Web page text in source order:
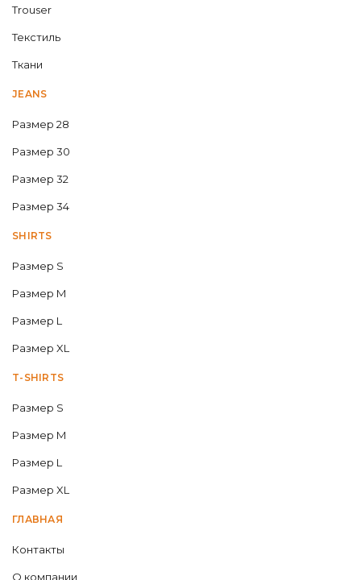
Trouser
Текстиль
Ткани
JEANS
Размер 28
Размер 30
Размер 32
Размер 34
SHIRTS
Размер S
Размер M
Размер L
Размер XL
T-SHIRTS
Размер S
Размер M
Размер L
Размер XL
ГЛАВНАЯ
Контакты
О компании